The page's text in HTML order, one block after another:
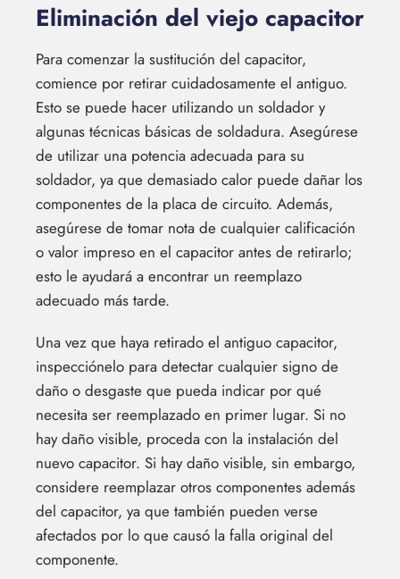
Eliminación del viejo capacitor
Para comenzar la sustitución del capacitor,
comience por retirar cuidadosamente el antiguo.
Esto se puede hacer utilizando un soldador y
algunas técnicas básicas de soldadura. Asegúrese
de utilizar una potencia adecuada para su
soldador, ya que demasiado calor puede dañar los
componentes de la placa de circuito. Además,
asegúrese de tomar nota de cualquier calificación
o valor impreso en el capacitor antes de retirarlo;
esto le ayudará a encontrar un reemplazo
adecuado más tarde.
Una vez que haya retirado el antiguo capacitor,
inspecciónelo para detectar cualquier signo de
daño o desgaste que pueda indicar por qué
necesita ser reemplazado en primer lugar. Si no
hay daño visible, proceda con la instalación del
nuevo capacitor. Si hay daño visible, sin embargo,
considere reemplazar otros componentes además
del capacitor, ya que también pueden verse
afectados por lo que causó la falla original del
componente.